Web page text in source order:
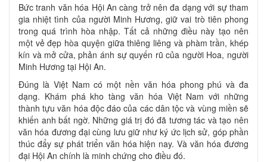
Bức tranh văn hóa Hội An càng trở nên đa dạng với sự tham
gia nhiệt tình của người Minh Hương, giữ vai trò tiên phong
trong quá trình hòa nhập. Tất cả những điều này tạo nên
một vẻ đẹp hòa quyện giữa thiêng liêng và phàm trần, khép
kín và mở cửa, phản ánh sự quyến rũ của người Hoa, người
Minh Hương tại Hội An.
Đúng là Việt Nam có một nền văn hóa phong phú và đa
dạng. Khám phá kho tàng văn hóa Việt Nam với những
thành tựu văn hóa độc đáo của các dân tộc và vùng miền sẽ
khiến anh bất ngờ. Những giá trị đó đã tương tác và tạo nên
văn hóa đương đại cùng lưu giữ như ký ức lịch sử, góp phần
thúc đẩy sự phát triển văn hóa hiện nay. Và văn hóa đương
đại Hội An chính là minh chứng cho điều đó.